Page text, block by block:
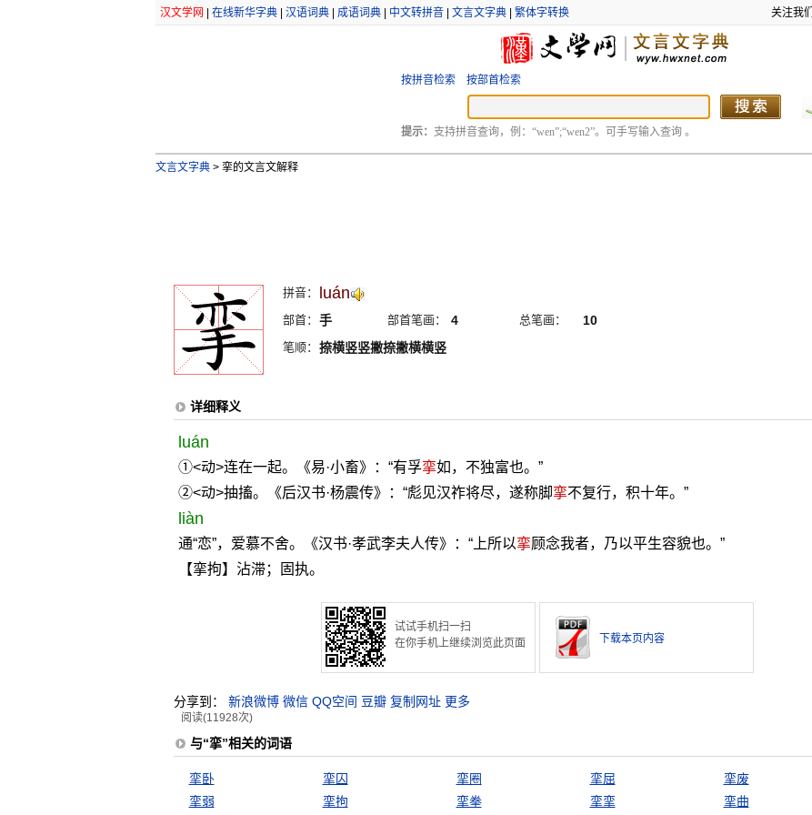
汉文学网 在线新华字典| 汉语词典| 成语词典| 中文转拼音| 文言文字典| 繁体字转换 关注我们
按拼音检索 按部首检索
提示： 支持拼音查询，例：“wen”;“wen2”。可手写输入查询 。
文言文字典 >挛的文言文解释
拼音： luán
部首： 手 部首笔画： 4 总笔画： 10
笔顺： 捺横竖竖撇捺撇横横竖
详细释义
luán
①<动>连在一起。《易·小畜》：“有孚挛如，不独富也。”
②<动>抽搐。《后汉书·杨震传》：“彪见汉祚将尽，遂称脚挛不复行，积十年。”
liàn
通“恋”，爱慕不舍。《汉书·孝武李夫人传》：“上所以挛顾念我者，乃以平生容貌也。”
【挛拘】沾滞；固执。
试试手机扫一扫
在你手机上继续浏览此页面
下载本页内容
分享到： 新浪微博 微信 QQ空间 豆瓣 复制网址 更多
阅读(11928次)
与“挛”相关的词语
挛卧 挛囚 挛圈 挛屈
挛废
挛弱
挛拘 挛拳 挛挛 挛曲